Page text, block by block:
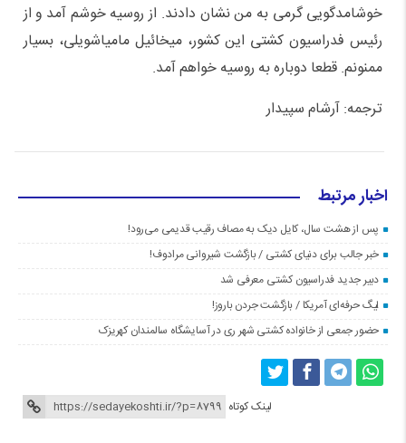
خوشامدگویی گرمی به من نشان دادند. از روسیه خوشم آمد و از
رئیس فدراسیون کشتی این کشور، میخائیل مامیاشویلی، بسیار
ممنونم. قطعا دوباره به روسیه خواهم آمد.
ترجمه: آرشام سپیدار
اخبار مرتبط
پس از هشت سال، کایل دیک به مصاف رقیب قدیمی می‌رود!
خبر جالب برای دنیای کشتی / بازگشت شیروانی مرادوف!
دبیر جدید فدراسیون کشتی معرفی شد
لیگ حرفه‌ای آمریکا / بازگشت جردن باروز!
حضور جمعی از خانواده کشتی شهر ری در آسایشگاه سالمندان کهریزک
لینک کوتاه